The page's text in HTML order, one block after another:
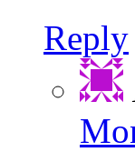
Reply